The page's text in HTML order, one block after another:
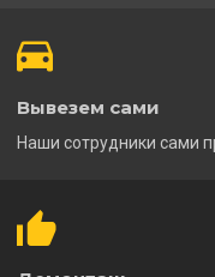
Вывезем сами
Наши сотрудники сами